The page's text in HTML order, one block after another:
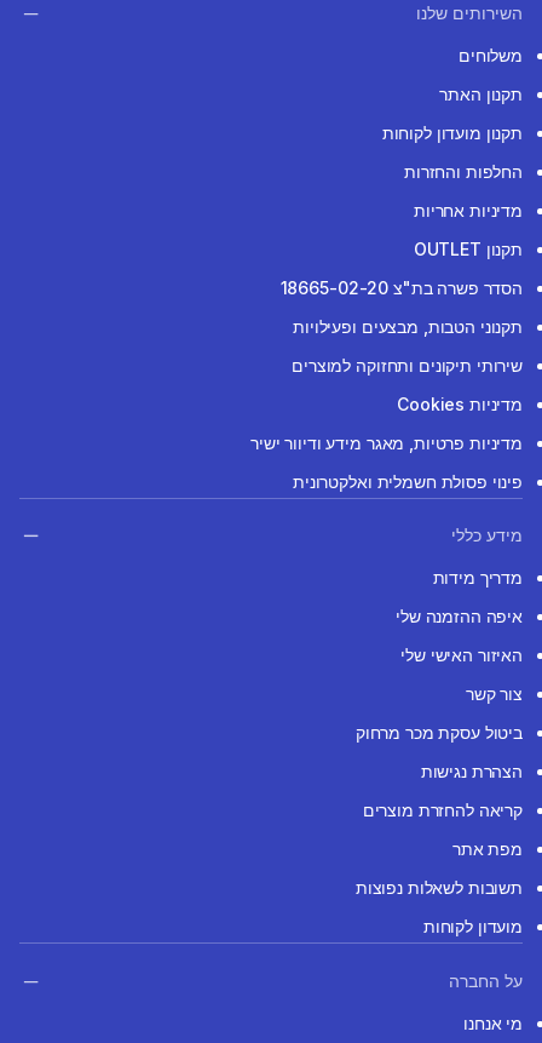
השירותים שלנו
משלוחים
תקנון האתר
תקנון מועדון לקוחות
החלפות והחזרות
מדיניות אחריות
תקנון OUTLET
הסדר פשרה בת"צ 18665-02-20
תקנוני הטבות, מבצעים ופעילויות
שירותי תיקונים ותחזוקה למוצרים
מדיניות Cookies
מדיניות פרטיות, מאגר מידע ודיוור ישיר
פינוי פסולת חשמלית ואלקטרונית
מידע כללי
מדריך מידות
איפה ההזמנה שלי
האיזור האישי שלי
צור קשר
ביטול עסקת מכר מרחוק
הצהרת נגישות
קריאה להחזרת מוצרים
מפת אתר
תשובות לשאלות נפוצות
מועדון לקוחות
על החברה
מי אנחנו